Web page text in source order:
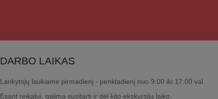
DARBO LAIKAS
Lankytojų laukiame pirmadienį - penktadienį nuo 9:00 iki 17:00 val.
Esant reikalui, galima susitarti ir dėl kito ekskursijų laiko.